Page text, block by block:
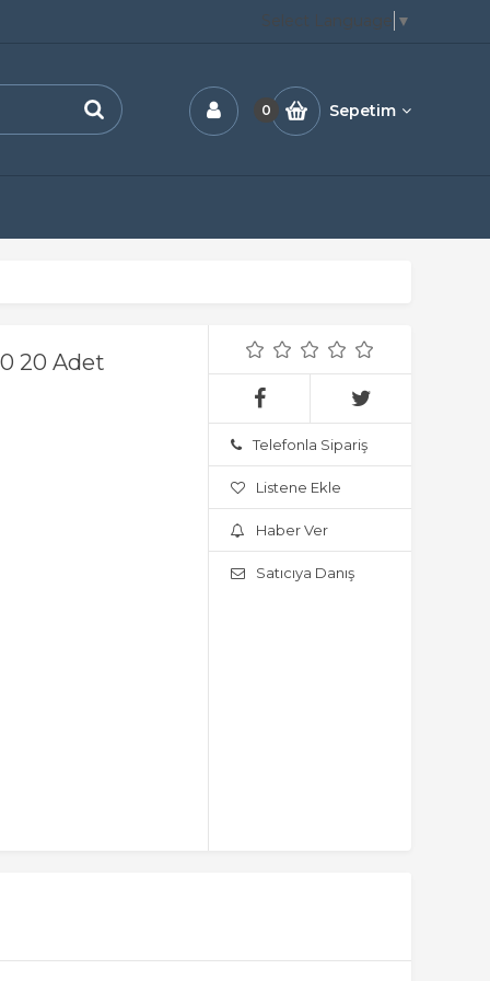
Select Language ▼
0 Sepetim
20 Adet
Telefonla Sipariş
Listene Ekle
Haber Ver
Satıcıya Danış